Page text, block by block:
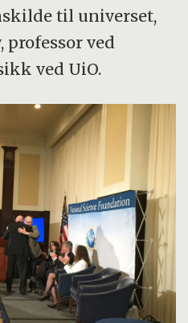
til universet,
professor ved
ved UiO.